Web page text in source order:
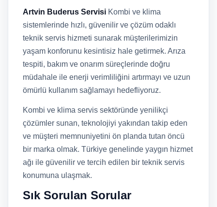
Artvin Buderus Servisi Kombi ve klima
sistemlerinde hızlı, güvenilir ve çözüm odaklı
teknik servis hizmeti sunarak müşterilerimizin
yaşam konforunu kesintisiz hale getirmek. Arıza
tespiti, bakım ve onarım süreçlerinde doğru
müdahale ile enerji verimliliğini artırmayı ve uzun
ömürlü kullanım sağlamayı hedefliyoruz.
Kombi ve klima servis sektöründe yenilikçi
çözümler sunan, teknolojiyi yakından takip eden
ve müşteri memnuniyetini ön planda tutan öncü
bir marka olmak. Türkiye genelinde yaygın hizmet
ağı ile güvenilir ve tercih edilen bir teknik servis
konumuna ulaşmak.
Sık Sorulan Sorular